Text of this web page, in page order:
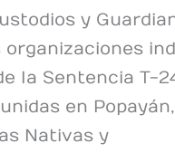
y
la Sentencia T-
en
Nativas y